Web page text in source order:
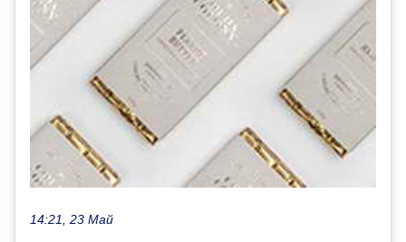
14:21, 23 Май